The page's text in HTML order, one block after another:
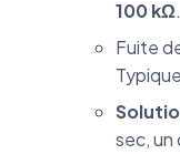
100 kΩ.
Fuite
sec, un